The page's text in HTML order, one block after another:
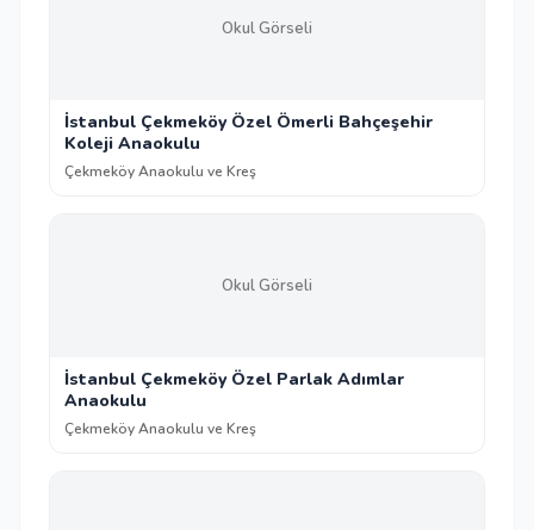
Okul Görseli
İstanbul Çekmeköy Özel Ömerli Bahçeşehir
Koleji Anaokulu
Çekmeköy Anaokulu ve Kreş
Okul Görseli
İstanbul Çekmeköy Özel Parlak Adımlar
Anaokulu
Çekmeköy Anaokulu ve Kreş